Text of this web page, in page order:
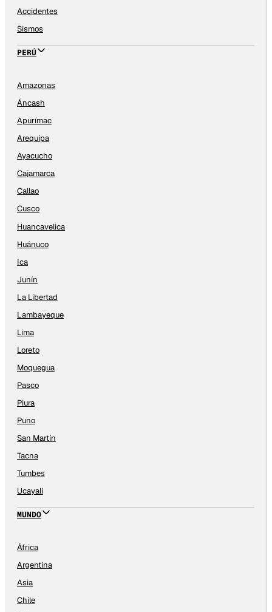
Accidentes
Sismos
PERÚ
Amazonas
Áncash
Apurímac
Arequipa
Ayacucho
Cajamarca
Callao
Cusco
Huancavelica
Huánuco
Ica
Junín
La Libertad
Lambayeque
Lima
Loreto
Moquegua
Pasco
Piura
Puno
San Martín
Tacna
Tumbes
Ucayali
MUNDO
África
Argentina
Asia
Chile